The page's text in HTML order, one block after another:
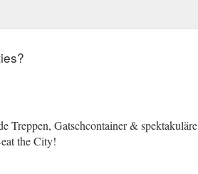
Treppen, Gatschcontainer & spektakuläre
the City!